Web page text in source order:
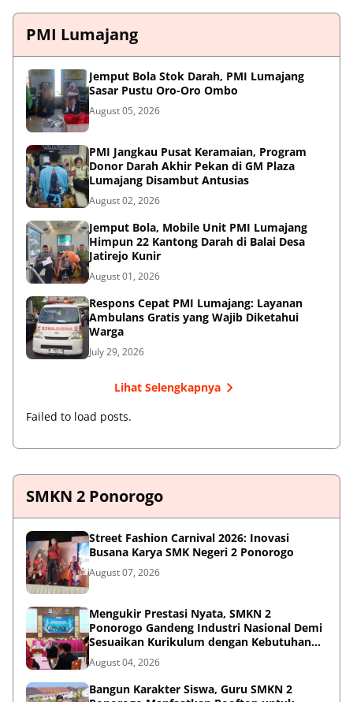
PMI Lumajang
Jemput Bola Stok Darah, PMI Lumajang
Sasar Pustu Oro-Oro Ombo
August 05, 2026
PMI Jangkau Pusat Keramaian, Program
Donor Darah Akhir Pekan di GM Plaza
Lumajang Disambut Antusias
August 02, 2026
Jemput Bola, Mobile Unit PMI Lumajang
Himpun 22 Kantong Darah di Balai Desa
Jatirejo Kunir
August 01, 2026
Respons Cepat PMI Lumajang: Layanan
Ambulans Gratis yang Wajib Diketahui
Warga
July 29, 2026
Lihat Selengkapnya
Failed to load posts.
SMKN 2 Ponorogo
Street Fashion Carnival 2026: Inovasi
Busana Karya SMK Negeri 2 Ponorogo
August 07, 2026
Mengukir Prestasi Nyata, SMKN 2
Ponorogo Gandeng Industri Nasional Demi
Sesuaikan Kurikulum dengan Kebutuhan
Dunia Kerja
August 04, 2026
Bangun Karakter Siswa, Guru SMKN 2